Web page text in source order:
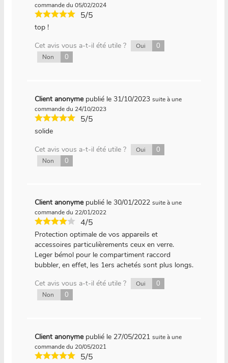
commande du 05/02/2024
5/5
top !
Cet avis vous a-t-il été utile ?
Oui 0
Non 0
Client anonyme publié le 31/10/2023 suite à une
commande du 24/10/2023
5/5
solide
Cet avis vous a-t-il été utile ?
Oui 0
Non 0
Client anonyme publié le 30/01/2022 suite à une
commande du 22/01/2022
4/5
Protection optimale de vos appareils et
accessoires particulièrements ceux en verre.
Leger bémol pour le compartiment raccord
bubbler, en effet, les 1ers achetés sont plus longs.
Cet avis vous a-t-il été utile ?
Oui 0
Non 0
Client anonyme publié le 27/05/2021 suite à une
commande du 20/05/2021
5/5